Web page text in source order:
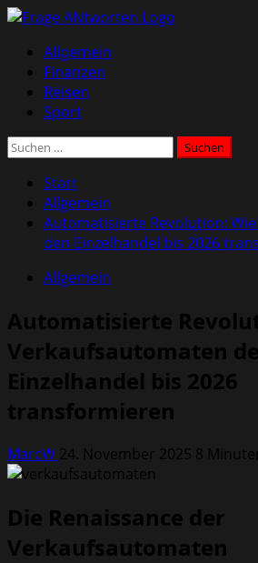
Zum
springen
Primäres
Menü
Allgemein
Finanzen
Reisen
Sport
Suchen
Start
Allgemein
Automatisierte Revolution:
den Einzelhandel bis 2026
Allgemein
Automatisierte
Verkaufsautomaten
Einzelhandel bis 2026
transformieren
MarcW 24. November 2025 8
Die Renaissance der
Verkaufsautomaten